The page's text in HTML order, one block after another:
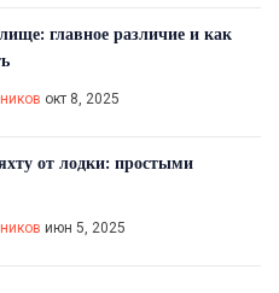
главное различие и как
окт 8, 2025
от лодки: простыми
июн 5, 2025